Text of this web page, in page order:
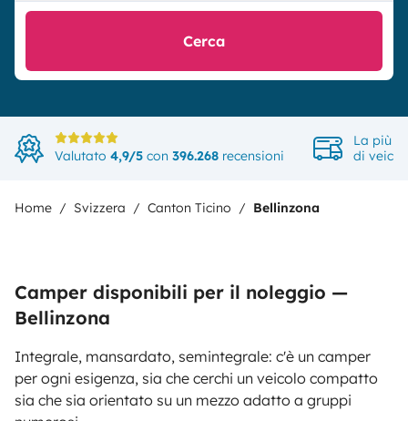
Cerca
Valutato 4,9/5 con 396.268 recensioni
La più
di
Home Svizzera Canton Ticino Bellinzona
Camper disponibili per il noleggio —
Bellinzona
Integrale, mansardato, semintegrale: c'è un camper
per ogni esigenza, sia che cerchi un veicolo compatto
sia che sia orientato su un mezzo adatto a gruppi